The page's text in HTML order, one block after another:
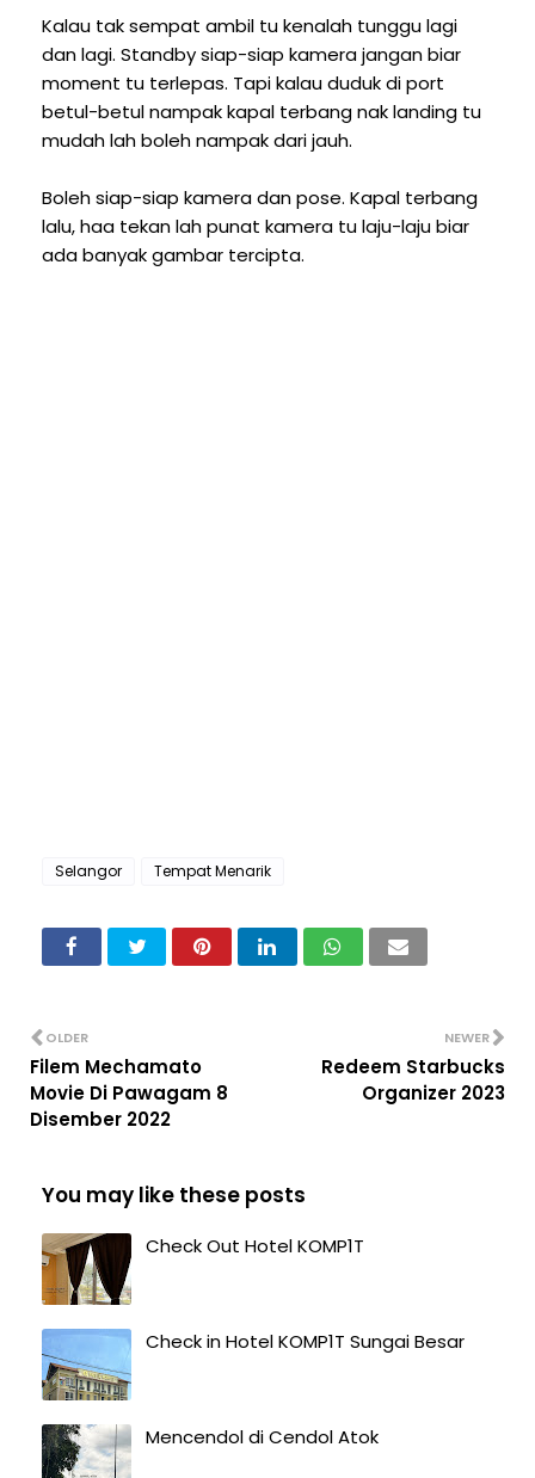
Kalau tak sempat ambil tu kenalah tunggu lagi
dan lagi. Standby siap-siap kamera jangan biar
moment tu terlepas. Tapi kalau duduk di port
betul-betul nampak kapal terbang nak landing tu
mudah lah boleh nampak dari jauh.
Boleh siap-siap kamera dan pose. Kapal terbang
lalu, haa tekan lah punat kamera tu laju-laju biar
ada banyak gambar tercipta.
Selangor Tempat Menarik
NEWER
Redeem Starbucks
Organizer 2023
OLDER
Filem Mechamato
Movie Di Pawagam 8
Disember 2022
You may like these posts
Check Out Hotel KOMP1T
Check in Hotel KOMP1T Sungai Besar
Mencendol di Cendol Atok